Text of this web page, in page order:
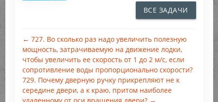
ВСЕ ЗАДАЧИ
← 727. Во сколько раз надо увеличить полезную
мощность, затрачиваемую на движение лодки,
чтобы увеличить ее скорость от 1 до 2 м/с, если
сопротивление воды пропорционально скорости?
729. Почему дверную ручку прикрепляют не к
середине двери, а к краю, притом наиболее